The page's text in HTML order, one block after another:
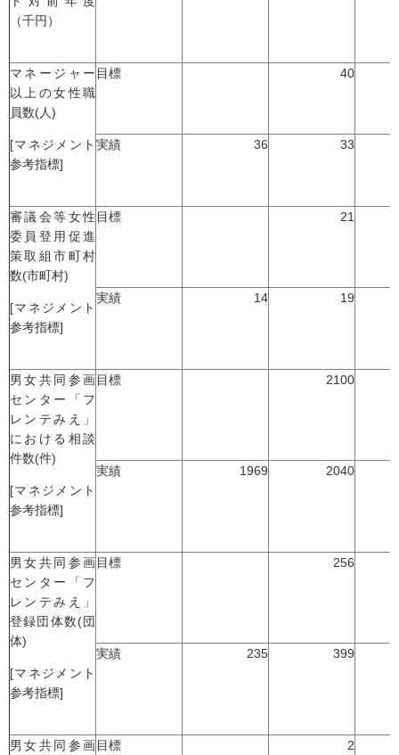
（千円）
マネージャー
以上の女性職
員数(人)
[マネジメント
参考指標]
目標 40
実績 36 33
審議会等女性
委員登用促進
策取組市町村
数(市町村)
[マネジメント
参考指標]
目標 21
実績 14 19
男女共同参画
センター「フ
レンテみえ」
における相談
件数(件)
[マネジメント
参考指標]
目標 2100
実績 1969 2040
男女共同参画
センター「フ
レンテみえ」
登録団体数(団
体)
[マネジメント
参考指標]
目標 256
実績 235 399
男女共同参画目標 2